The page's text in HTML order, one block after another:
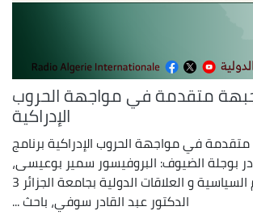
جبهة متقدمة في مواجهة الحروب
الإدراكية
متقدمة في مواجهة الحروب الإدراكية برنامج
بوجلة الضيوف: البروفيسور سمير بوعيسى،
استاذ العلوم السياسية و العلاقات الدولية بجامعة الجزائر 3
الدكتور عبد القادر سوفي، باحث ...